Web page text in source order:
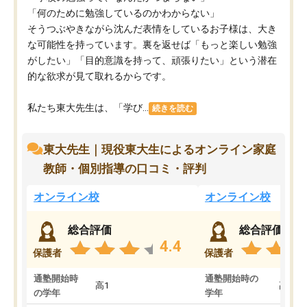
「何のために勉強しているのかわからない」
そうつぶやきながら沈んだ表情をしているお子様は、大き
な可能性を持っています。裏を返せば「もっと楽しい勉強
がしたい」「目的意識を持って、頑張りたい」という潜在
的な欲求が見て取れるからです。
私たち東大先生は、「学び... 続きを読む
東大先生｜現役東大生によるオンライン家庭
教師・個別指導の口コミ・評判
オンライン校
保護者
総合評価
4.4
通塾開始時
の学年
高1
オンライン校
保護者
総合評価
通塾開始時の
学年
高3